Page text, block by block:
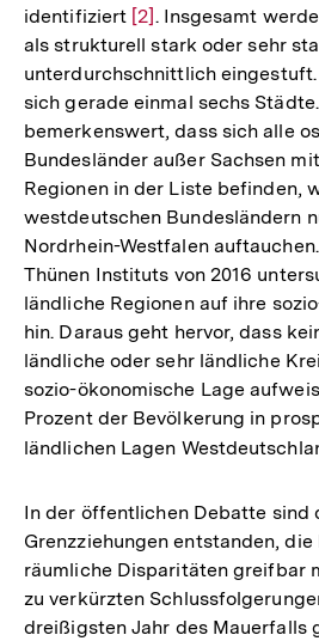
identifiziert Zur
Auflösung
der
Fußnote
[2] . Insgesamt
als strukturell stark oder sehr
unterdurchschnittlich
sich gerade einmal sechs
bemerkenswert, dass sich alle
Bundesländer außer Sachsen
Regionen in der Liste befinden,
westdeutschen Bundesländern
Nordrhein-Westfalen
Thünen Instituts von 2016
ländliche Regionen auf ihre
hin. Daraus geht hervor, dass
ländliche oder sehr ländliche
sozio-ökonomische Lage
Prozent der Bevölkerung in
ländlichen Lagen
In der öffentlichen Debatte sind
Grenzziehungen entstanden,
räumliche Disparitäten greifbar
zu verkürzten
dreißigsten Jahr des Mauerfalls